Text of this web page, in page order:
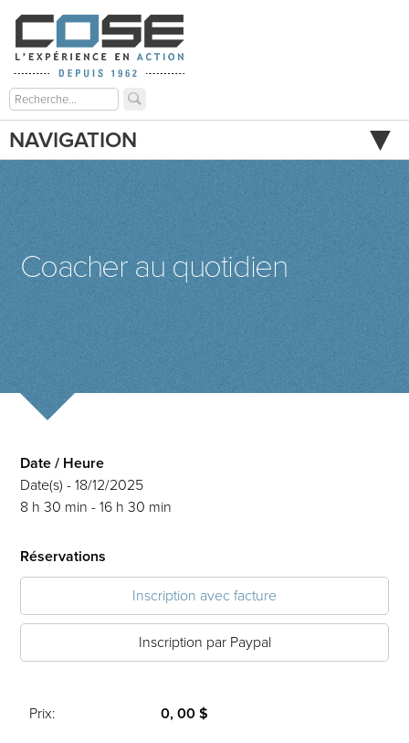
NAVIGATION
Coacher au quotidien
Date / Heure
Date(s) - 18/12/2025
8 h 30 min - 16 h 30 min
Réservations
Inscription avec facture
Inscription par Paypal
Prix: 0, 00 $